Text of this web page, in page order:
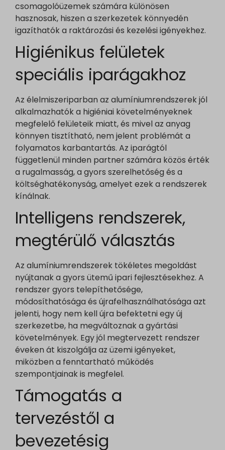
csomagolóüzemek számára különösen
hasznosak, hiszen a szerkezetek könnyedén
igazíthatók a raktározási és kezelési igényekhez.
Higiénikus felületek
speciális iparágakhoz
Az élelmiszeriparban az alumíniumrendszerek jól
alkalmazhatók a higiéniai követelményeknek
megfelelő felületeik miatt, és mivel az anyag
könnyen tisztítható, nem jelent problémát a
folyamatos karbantartás. Az iparágtól
függetlenül minden partner számára közös érték
a rugalmasság, a gyors szerelhetőség és a
költséghatékonyság, amelyet ezek a rendszerek
kínálnak.
Intelligens rendszerek,
megtérülő választás
Az alumíniumrendszerek tökéletes megoldást
nyújtanak a gyors ütemű ipari fejlesztésekhez. A
rendszer gyors telepíthetősége,
módosíthatósága és újrafelhasználhatósága azt
jelenti, hogy nem kell újra befektetni egy új
szerkezetbe, ha megváltoznak a gyártási
követelmények. Egy jól megtervezett rendszer
éveken át kiszolgálja az üzemi igényeket,
miközben a fenntartható működés
szempontjainak is megfelel.
Támogatás a
tervezéstől a
bevezetésig
leantechnology.hu
sbjs_first_add
sbjs_migrations
sbjs_udata
tk_qs
region1.analytics.google.com
region1.google-analytics.com
stats.g.doubleclick.net
www.google-analytics.com
www.googletagmanager.com
_gcl_aw
googleads.g.doubleclick.net
pagead2.googlesyndication.com
www.googleadservices.com
megjelenítéséhez, például beágyazott videók, térképek,
média posztok, stb.
Részletek megjelenítése
fonts.gstatic.com
video.wixstatic.com
www.google.com
Egyéb szolgáltatások
Ez a kategória minden olyan sütit, domaint és szolgáltatást
magában foglal, amelyek nem tartoznak a megadott
vagy amelyeket nem kategorizáltak.
Részletek megjelenítése
_dd_s
perf_*
s_epac
ssm_au_c
yith_ywraq_hash
yith_ywraq_items_in_raq
yith_ywraq_session_*
eu2-browse.startpage.com
hm.baidu.com
i.ytimg.com
lean-technology.variantic.com
www.embedista.com
www.google.ae
www.google.at
www.google.be
www.google.bg
www.google.bj
www.google.ch
www.google.co.id
www.google.co.in
www.google.co.jp
www.google.co.uk
www.google.com.au